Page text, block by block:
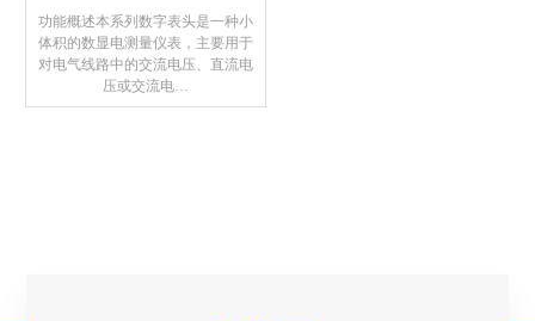
功能概述本系列数字表头是一种小
体积的数显电测量仪表，主要用于
对电气线路中的交流电压、直流电
压或交流电…